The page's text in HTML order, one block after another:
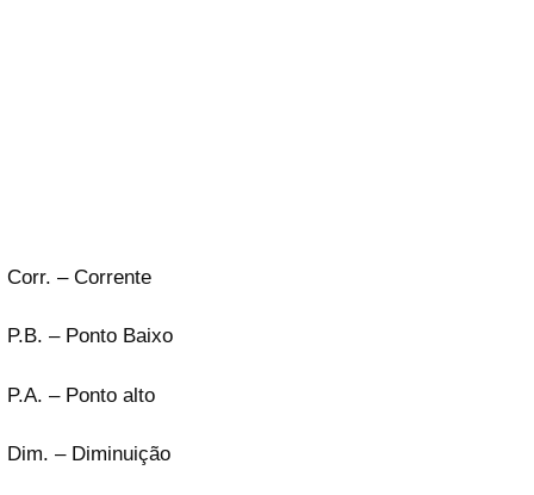
Corr. – Corrente
P.B. – Ponto Baixo
P.A. – Ponto alto
Dim. – Diminuição